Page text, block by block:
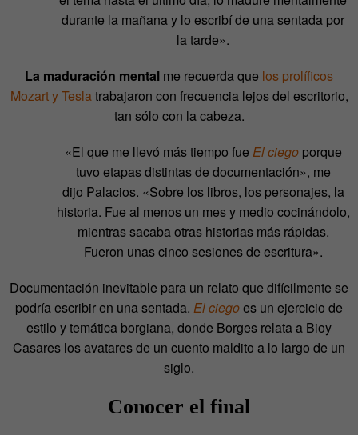
durante la mañana y lo escribí de una sentada por
la tarde».
La maduración mental me recuerda que los prolíficos
Mozart y Teslatrabajaron con frecuencia lejos del escritorio,
tan sólo con la cabeza.
«El que me llevó más tiempo fue El ciegoporque
tuvo etapas distintas de documentación», me
dijo Palacios. «Sobre los libros, los personajes, la
historia. Fue al menos un mes y medio cocinándolo,
mientras sacaba otras historias más rápidas.
Fueron unas cinco sesiones de escritura».
Documentación inevitable para un relato que difícilmente se
podría escribir en una sentada. El ciegoes un ejercicio de
estilo y temática borgiana, donde Borges relata a Bioy
Casares los avatares de un cuento maldito a lo largo de un
siglo.
Conocer el final